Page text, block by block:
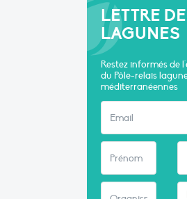
LETTRE
LAGUNES
Restez informés de
du Pôle-relais
méditerranéennes